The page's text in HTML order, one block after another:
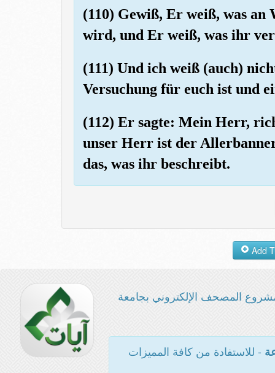
(110) Gewiß, Er weiß, was
wird, und Er weiß, was ihr
(111) Und ich weiß (auch)
Versuchung für euch ist und
(112) Er sagte: Mein Herr,
unser Herr ist der
das, was ihr beschreibt.
المصحف الإلكتروني بجامعة
- للاستفادة من كافة المميزات